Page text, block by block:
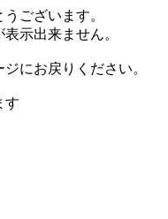
ございます。
示出来ません。
にお戻りください。
す